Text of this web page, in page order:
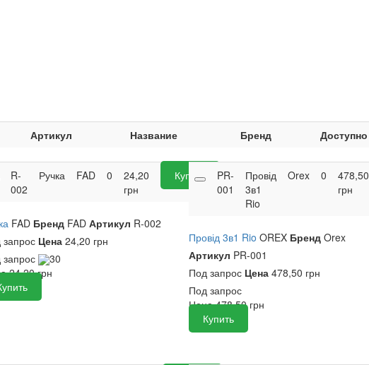
Артикул Название Бренд Доступно
R-
002
Ручка FAD 0
24,20
грн
Купить
FAD БрендFAD Артикул R-002
Цена24,20 грн
30
24,20грн
PR-
001
Провід
3в1
Rio
Orex 0
478,50
грн
Провід 3в1 Rio OREX БрендOrex
Артикул PR-001
Под запрос Цена478,50 грн
Под запрос
Цена 478,50грн
Купить